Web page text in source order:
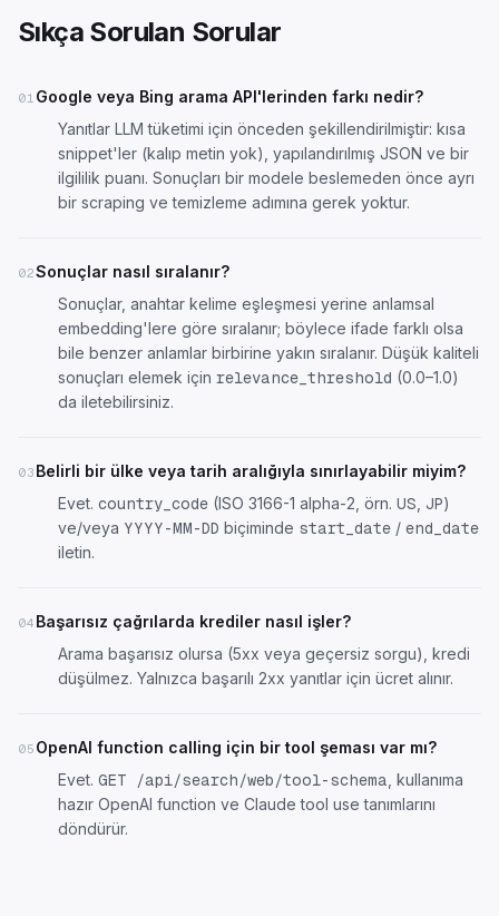
Sıkça Sorulan Sorular
01 Google veya Bing arama API'lerinden farkı nedir?
Yanıtlar LLM tüketimi için önceden şekillendirilmiştir: kısa
snippet'ler (kalıp metin yok), yapılandırılmış JSON ve bir
ilgililik puanı. Sonuçları bir modele beslemeden önce ayrı
bir scraping ve temizleme adımına gerek yoktur.
02Sonuçlar nasıl sıralanır?
Sonuçlar, anahtar kelime eşleşmesi yerine anlamsal
embedding'lere göre sıralanır; böylece ifade farklı olsa
bile benzer anlamlar birbirine yakın sıralanır. Düşük kaliteli
sonuçları elemek için relevance_threshold (0.0–1.0)
da iletebilirsiniz.
03 Belirli bir ülke veya tarih aralığıyla sınırlayabilir miyim?
Evet. country_code (ISO 3166-1 alpha-2, örn. US JP)
ve/veya YYYY-MM-DD biçiminde start_date / end_date
iletin.
04 Başarısız çağrılarda krediler nasıl işler?
Arama başarısız olursa (5xx veya geçersiz sorgu), kredi
düşülmez. Yalnızca başarılı 2xx yanıtlar için ücret alınır.
05 OpenAI function calling için bir tool şeması var mı?
Evet. GET /api/search/web/tool-schema , kullanıma
hazır OpenAI function ve Claude tool use tanımlarını
döndürür.